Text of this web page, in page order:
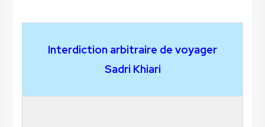
Interdiction arbitraire de voyager
Sadri Khiari